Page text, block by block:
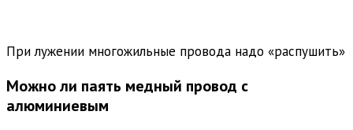
При лужении многожильные провода надо «распушить»
Можно ли паять медный провод с
алюминиевым